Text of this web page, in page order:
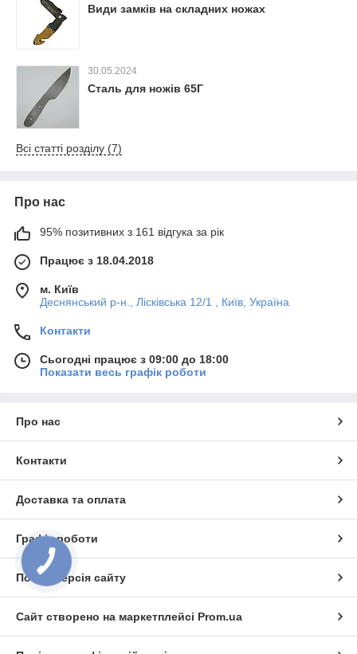
Види замків на складних ножах
30.05.2024
Сталь для ножів 65Г
Всі статті розділу (7)
Про нас
95% позитивних з 161 відгука за рік
Працює з 18.04.2018
м. Київ
Деснянський р-н., Лісківська 12/1 , Київ, Україна
Контакти
Сьогодні працює з 09:00 до 18:00
Показати весь графік роботи
Про нас
Контакти
Доставка та оплата
Графік роботи
Повна версія сайту
Сайт створено на маркетплейсі Prom.ua